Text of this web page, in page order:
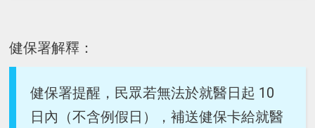
健保署解釋：
健保署提醒，民眾若無法於就醫日起 10
日內（不含例假日），補送健保卡給就醫